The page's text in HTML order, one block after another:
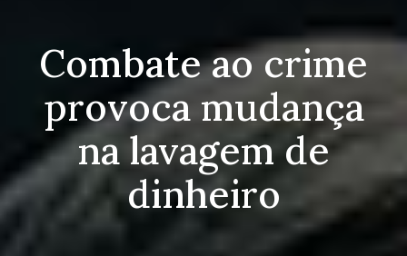
Combate ao crime
provoca mudança
na lavagem de
dinheiro